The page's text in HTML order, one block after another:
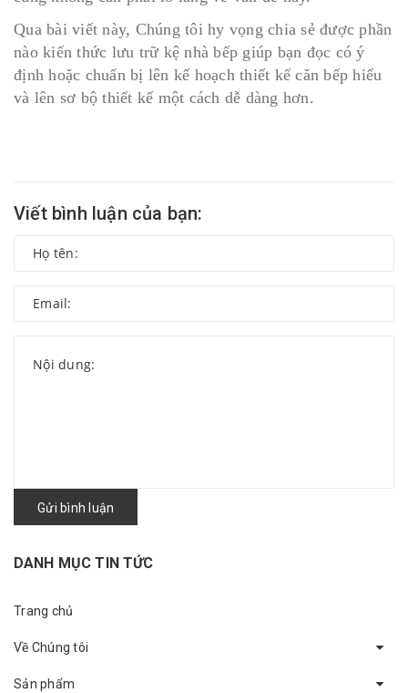
Qua bài viết này, Chúng tôi hy vọng chia sẻ được phần
nào kiến thức lưu trữ kệ nhà bếp giúp bạn đọc có ý
định hoặc chuẩn bị lên kế hoạch thiết kế căn bếp hiểu
và lên sơ bộ thiết kế một cách dễ dàng hơn.
Viết bình luận của bạn:
Gửi bình luận
DANH MỤC TIN TỨC
Trang chủ
Về Chúng tôi
Sản phẩm